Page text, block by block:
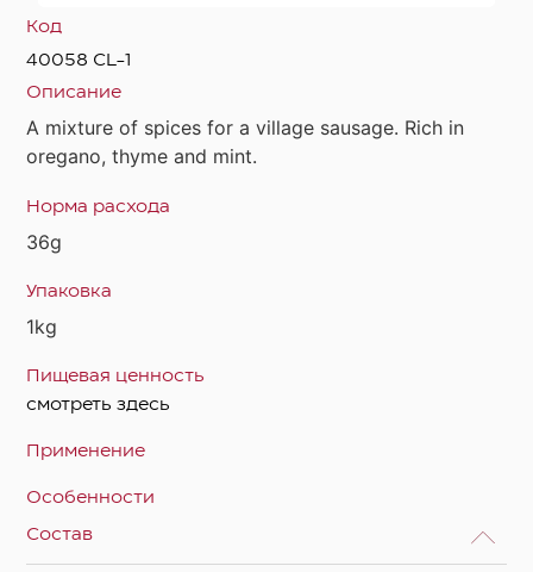
Код
40058 CL-1
Описание
A mixture of spices for a village sausage. Rich in
oregano, thyme and mint.
Норма расхода
36g
Упаковка
1kg
Пищевая ценность
смотреть здесь
Применение
Особенности
Состав